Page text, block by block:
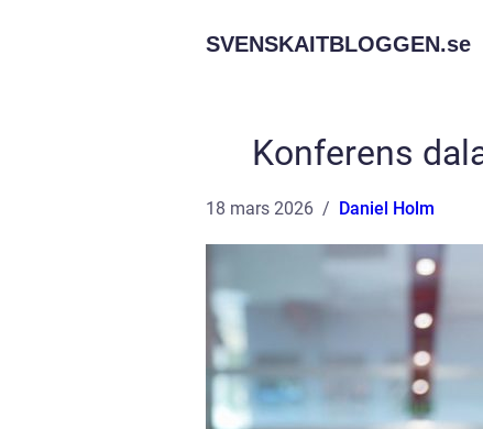
SVENSKAITBLOGGEN.se
Konferens
18 mars 2026 Daniel Holm